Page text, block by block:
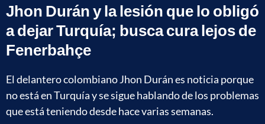
Jhon Durán y la lesión que lo obligó
a dejar Turquía; busca cura lejos de
Fenerbahçe
El delantero colombiano Jhon Durán es noticia porque
no está en Turquía y se sigue hablando de los problemas
que está teniendo desde hace varias semanas.